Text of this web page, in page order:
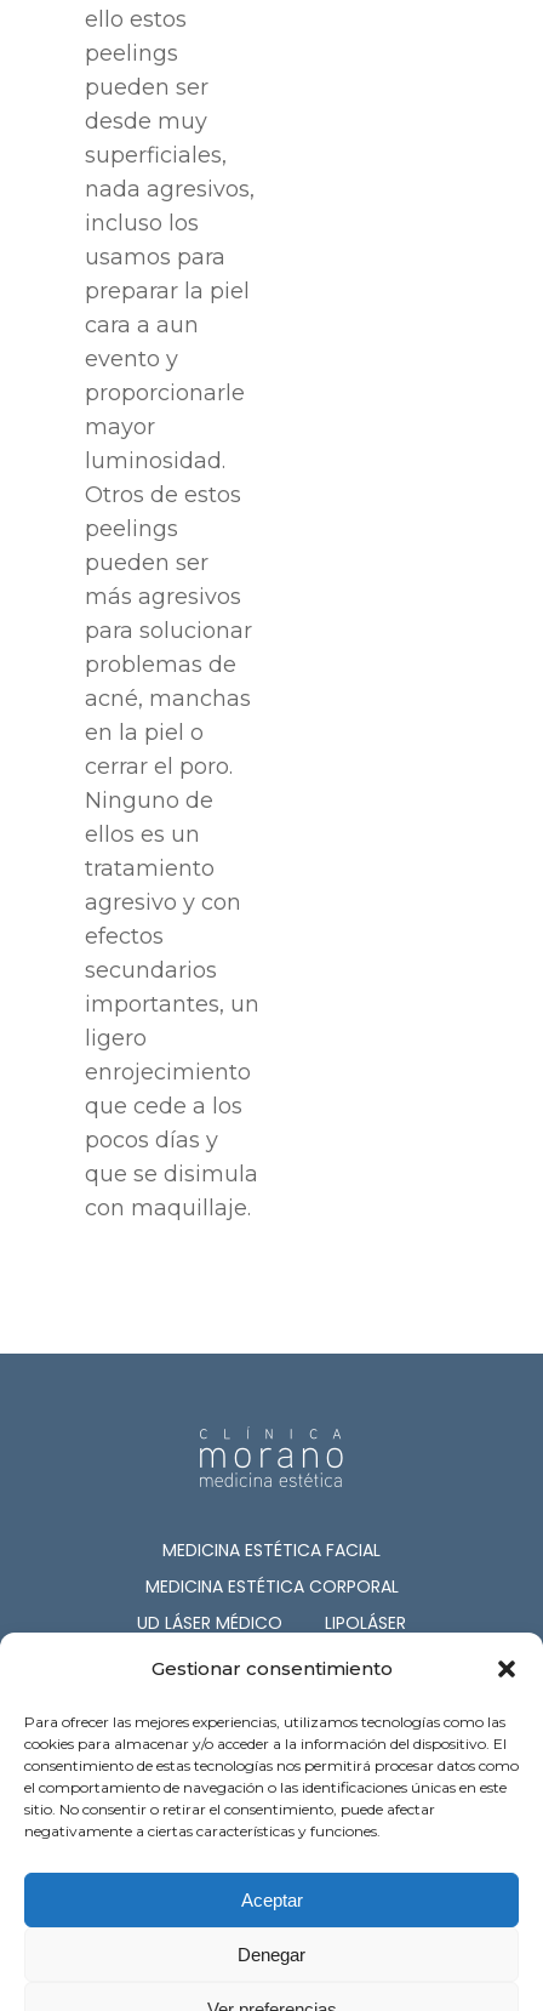
Gestionar consentimiento
Para ofrecer las mejores experiencias, utilizamos tecnologías como las
cookies para almacenar y/o acceder a la información del dispositivo. El
consentimiento de estas tecnologías nos permitirá procesar datos como
el comportamiento de navegación o las identificaciones únicas en este
sitio. No consentir o retirar el consentimiento, puede afectar
negativamente a ciertas características y funciones.
Aceptar
Denegar
ello estos
peelings
pueden ser
desde muy
superficiales,
nada agresivos,
incluso los
usamos para
preparar la piel
cara a aun
evento y
proporcionarle
mayor
luminosidad.
Otros de estos
peelings
pueden ser
más agresivos
para solucionar
problemas de
acné, manchas
en la piel o
cerrar el poro.
Ninguno de
ellos es un
tratamiento
agresivo y con
efectos
secundarios
importantes, un
ligero
enrojecimiento
que cede a los
pocos días y
que se disimula
con maquillaje.
MEDICINA ESTÉTICA FACIAL
MEDICINA ESTÉTICA CORPORAL
UD LÁSER MÉDICO
LIPOLÁSER
CIRUGÍA ESTÉTICA
COSMETOLOGÍA
SERV. ASOCIADOS
c/ Barón de Pinopar 12-1º. Palma de
Mallorca
Preguntas Frecuentes